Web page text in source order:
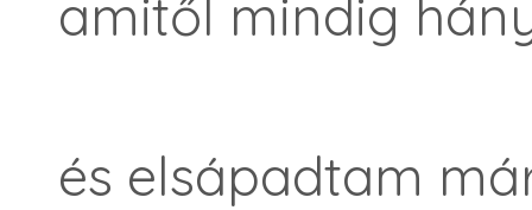
amitől mindig
és elsápadtam